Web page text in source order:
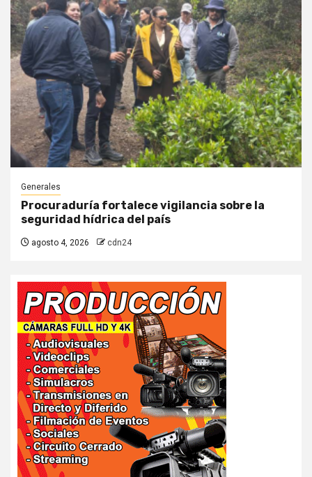
Generales
Procuraduría fortalece vigilancia sobre la
seguridad hídrica del país
agosto 4, 2026 cdn24